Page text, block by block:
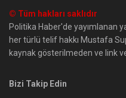
© Tüm hakları saklıdır
Politika Haber'de yayımlanan
her türlü telif hakkı Mustafa
kaynak gösterilmeden ve link
Bizi Takip Edin